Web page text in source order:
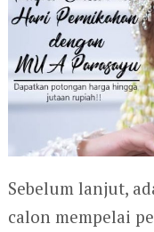
Sebelum lanjut,
calon mempelai